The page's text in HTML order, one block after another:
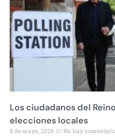
Los ciudadanos del
elecciones locales
8 de mayo, 2026 No hay